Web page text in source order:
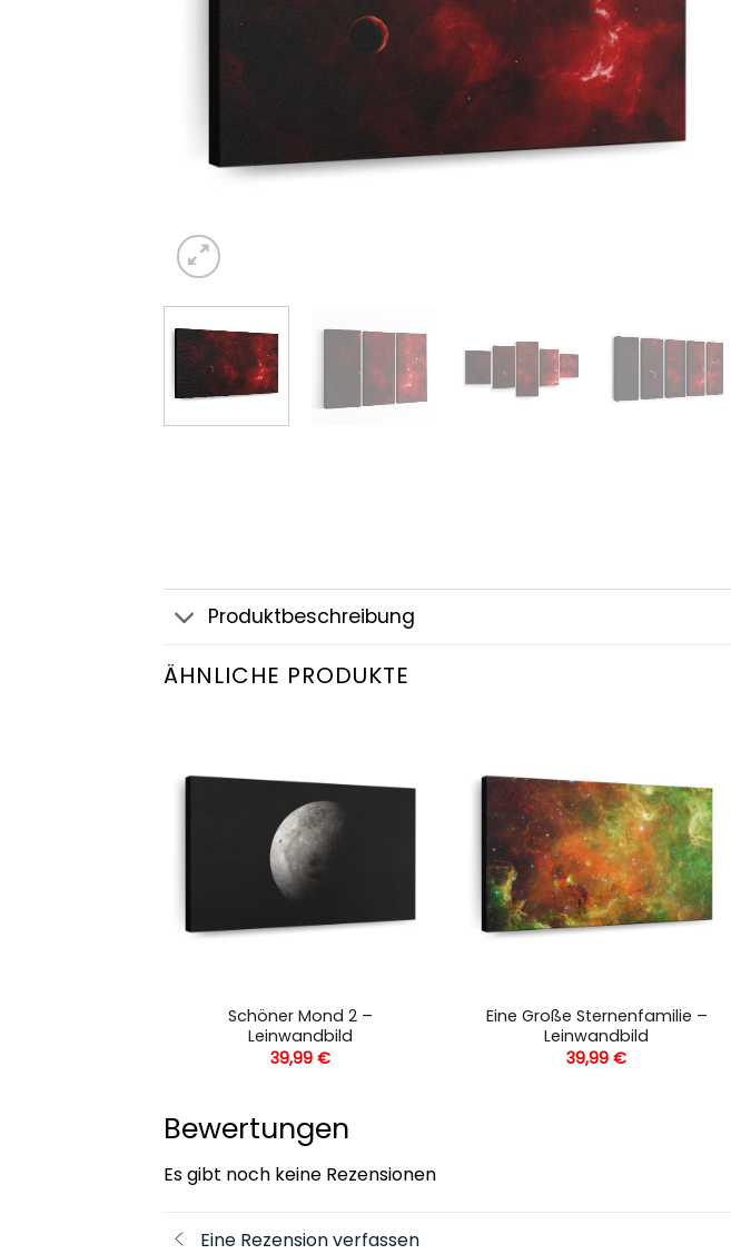
Produktbeschreibung
ÄHNLICHE PRODUKTE
Schöner Mond 2 –
Leinwandbild
39,99€
Eine Große Sternenfamilie –
Leinwandbild
39,99€
Bewertungen
Es gibt noch keine Rezensionen
Eine Rezension verfassen